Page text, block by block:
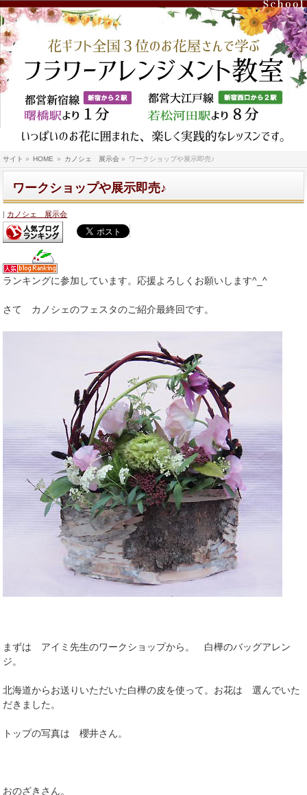
サイト » HOME » カノシェ 展示会 » ワークショップや展示即売♪
ワークショップや展示即売♪
カノシェ 展示会
ランキングに参加しています。応援よろしくお願いします^_^
さて カノシェのフェスタのご紹介最終回です。
まずは アイミ先生のワークショップから。 白樺のバッグアレン
ジ。
北海道からお送りいただいた白樺の皮を使って。お花は 選んでいた
だきました。
トップの写真は 櫻井さん。
おのざきさん。